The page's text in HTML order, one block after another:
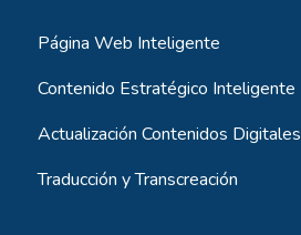
Página Web Inteligente
Contenido Estratégico Inteligente
Actualización Contenidos Digitales
Traducción y Transcreación